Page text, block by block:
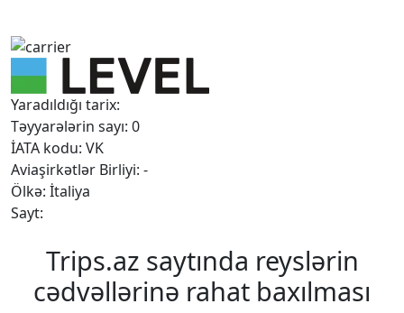
Yaradıldığı tarix:
Təyyarələrin sayı: 0
İATA kodu: VK
Aviaşirkətlər Birliyi: -
Ölkə: İtaliya
Sayt:
Trips.az saytında reyslərin
cədvəllərinə rahat baxılması